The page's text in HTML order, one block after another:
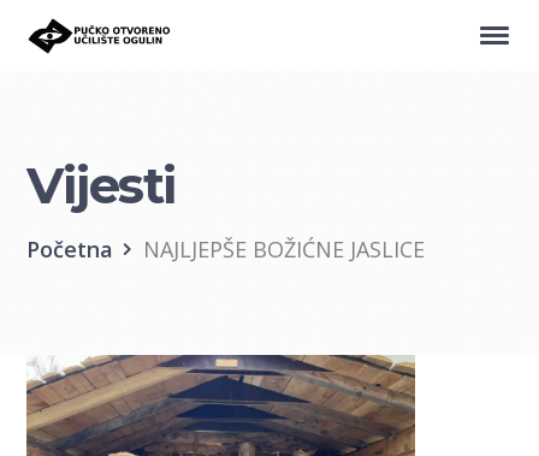
Vijesti
Početna NAJLJEPŠE BOŽIĆNE JASLICE